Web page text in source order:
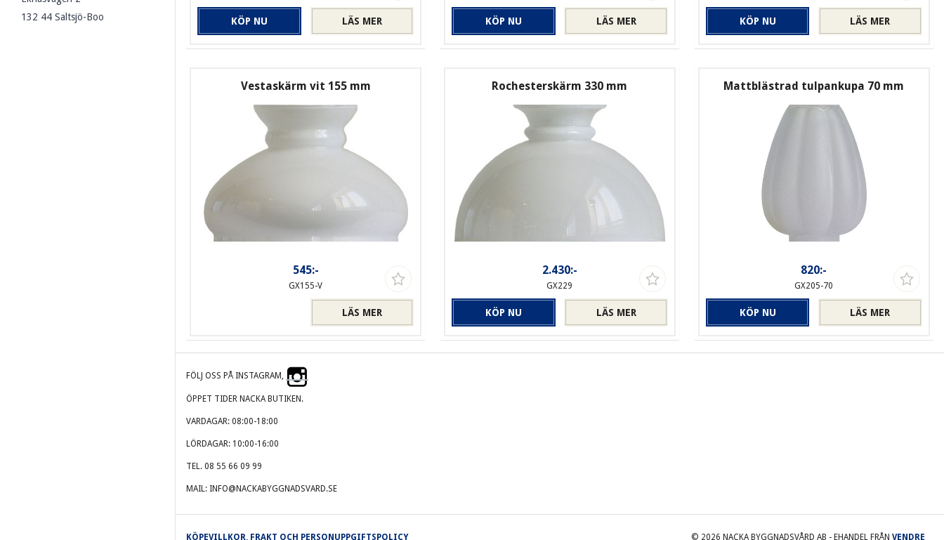
132 44 Saltsjö-Boo
LÄS MER
KÖP NU LÄS MER
KÖP NU LÄS MER
KÖP NU
Vestaskärm vit 155 mm
545:-
GX155-V
LÄS MER
Rochesterskärm 330 mm
2.430:-
GX229
LÄS MER
KÖP NU
Mattblästrad tulpankupa 70 mm
820:-
GX205-70
LÄS MER
KÖP NU
FÖLJ OSS PÅ INSTAGRAM,
ÖPPET TIDER NACKA BUTIKEN.
VARDAGAR: 08:00-18:00
LÖRDAGAR: 10:00-16:00
TEL. 08 55 66 09 99
MAIL: INFO@NACKABYGGNADSVARD.SE
KÖPEVILLKOR, FRAKT OCH PERSONUPPGIFTSPOLICY © 2026 NACKA BYGGNADSVÅRD AB - EHANDEL FRÅN VENDRE